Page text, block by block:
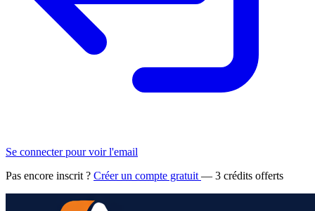
Se connecter pour voir l'email
Pas encore inscrit ? Créer un compte gratuit — 3 crédits offerts